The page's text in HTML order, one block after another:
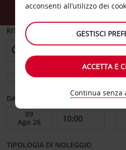
RITIRO DA
Scegli una località di
DAL GIORNO
TIPOLOGIA DI NOLEGGIO
acconsenti all’utilizzo dei
GESTISCI
ACCETTA E
Continua senza